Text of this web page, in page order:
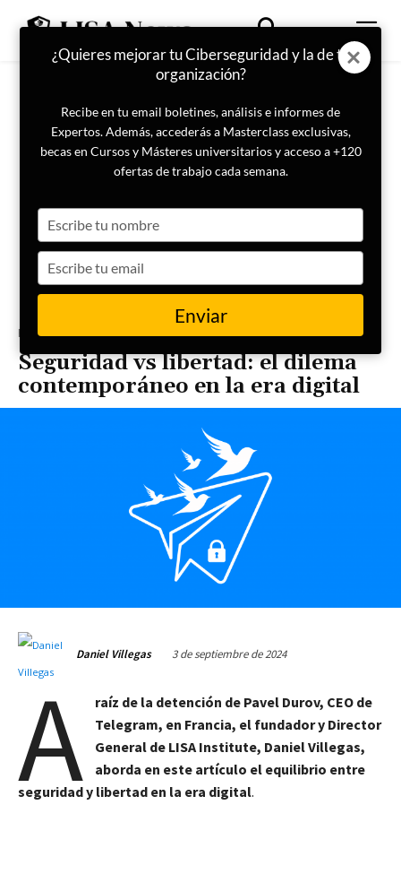
Portada Ciberseguridad
Seguridad vs libertad: el dilema
contemporáneo en la era digital
Daniel Villegas 3 de septiembre de 2024
A
raíz de la detención de Pavel Durov, CEO de
Telegram, en Francia, el fundador y Director
General de LISA Institute, Daniel Villegas,
aborda en este artículo el equilibrio entre
seguridad y libertad en la era digital.
¿Quieres mejorar tu Ciberseguridad y la de tu
organización?
Recibe en tu email boletines, análisis e informes de
Expertos. Además, accederás a Masterclass exclusivas,
becas en Cursos y Másteres universitarios y acceso a +120
ofertas de trabajo cada semana.
your
name
your
email
Enviar